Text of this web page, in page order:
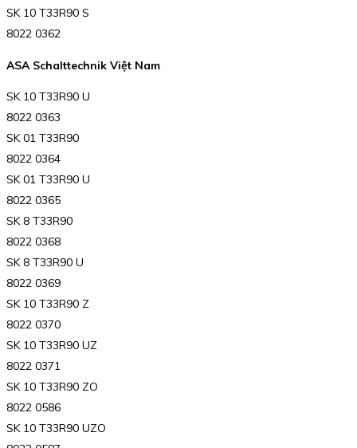
SK 10 T33R90 S
8022 0362
ASA Schalttechnik Việt Nam
SK 10 T33R90 U
8022 0363
SK 01 T33R90
8022 0364
SK 01 T33R90 U
8022 0365
SK 8 T33R90
8022 0368
SK 8 T33R90 U
8022 0369
SK 10 T33R90 Z
8022 0370
SK 10 T33R90 UZ
8022 0371
SK 10 T33R90 ZO
8022 0586
SK 10 T33R90 UZO